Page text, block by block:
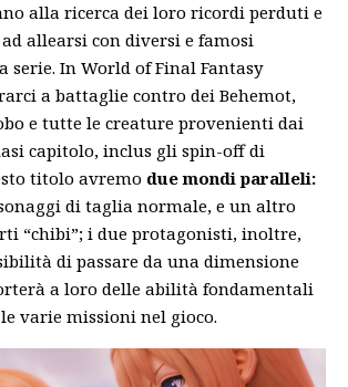
alla ricerca dei loro ricordi perduti e
allearsi con diversi e famosi
serie. In World of Final Fantasy
a battaglie contro dei Behemot,
e tutte le creature provenienti dai
capitolo, inclus gli spin-off di
titolo avremo due mondi paralleli:
di taglia normale, e un altro
“chibi”; i due protagonisti, inoltre,
di passare da una dimensione
a loro delle abilità fondamentali
varie missioni nel gioco.